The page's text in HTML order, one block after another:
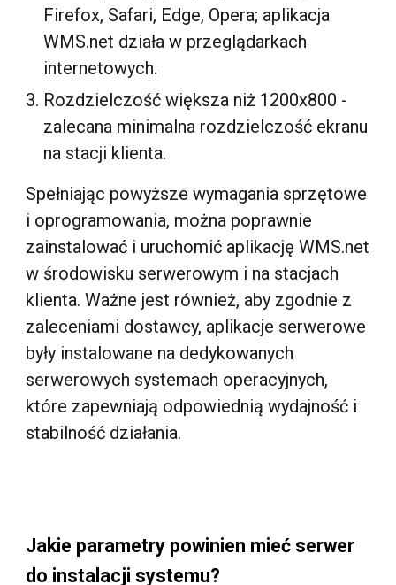
Firefox, Safari, Edge, Opera; aplikacja
WMS.net działa w przeglądarkach
internetowych.
Rozdzielczość większa niż 1200x800 -
zalecana minimalna rozdzielczość ekranu
na stacji klienta.
Spełniając powyższe wymagania sprzętowe
i oprogramowania, można poprawnie
zainstalować i uruchomić aplikację WMS.net
w środowisku serwerowym i na stacjach
klienta. Ważne jest również, aby zgodnie z
zaleceniami dostawcy, aplikacje serwerowe
były instalowane na dedykowanych
serwerowych systemach operacyjnych,
które zapewniają odpowiednią wydajność i
stabilność działania.
Jakie parametry powinien mieć serwer
do instalacji systemu?